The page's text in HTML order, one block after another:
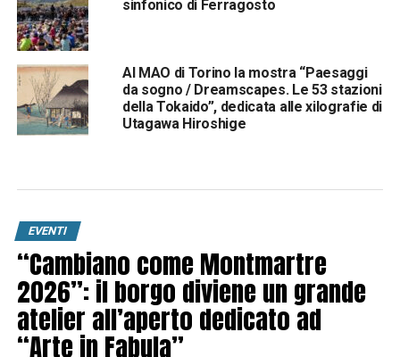
sinfonico di Ferragosto
Al MAO di Torino la mostra “Paesaggi
da sogno / Dreamscapes. Le 53 stazioni
della Tokaido”, dedicata alle xilografie di
Utagawa Hiroshige
EVENTI
“Cambiano come Montmartre
2026”: il borgo diviene un grande
atelier all’aperto dedicato ad
“Arte in Fabula”